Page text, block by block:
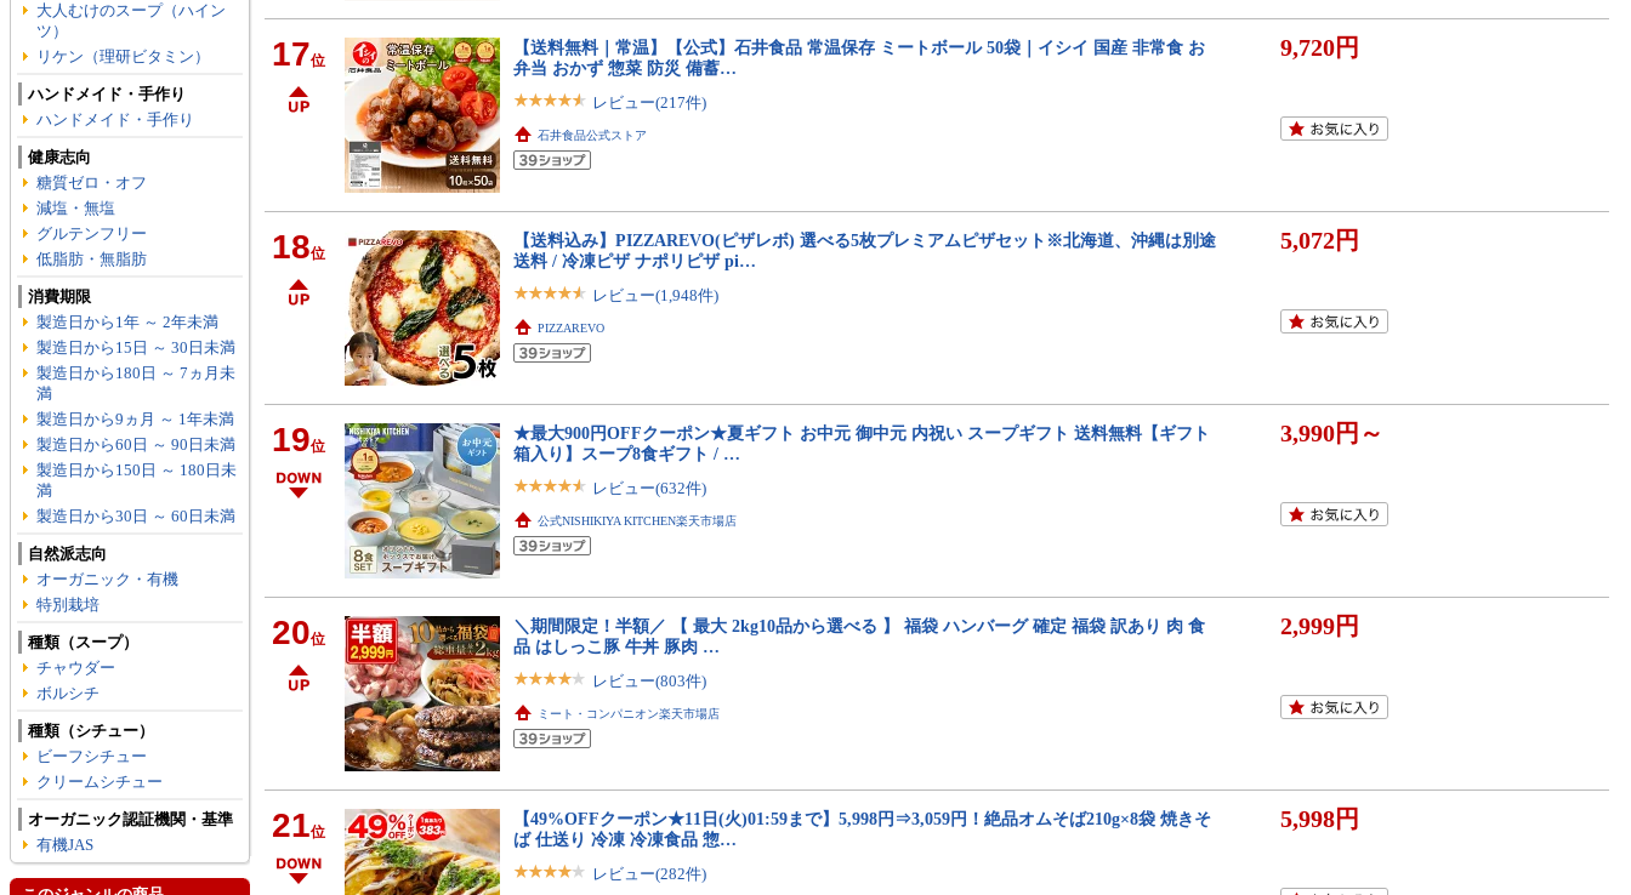
17位
【送料無料｜常温】【公式】石井食品 常温保存 ミートボール 50袋｜イシイ 国産 非常食 お
弁当 おかず 惣菜 防災 備蓄…
レビュー(217件)
石井食品公式ストア
9,720円
18位
【送料込み】PIZZAREVO(ピザレボ) 選べる5枚プレミアムピザセット※北海道、沖縄は別途
送料 / 冷凍ピザ ナポリピザ pi…
レビュー(1,948件)
PIZZAREVO
5,072円
19位
★最大900円OFFクーポン★夏ギフト お中元 御中元 内祝い スープギフト 送料無料【ギフト
箱入り】スープ8食ギフト / …
レビュー(632件)
公式NISHIKIYA KITCHEN楽天市場店
3,990円～
20位
＼期間限定！半額／ 【 最大 2kg10品から選べる 】 福袋 ハンバーグ 確定 福袋 訳あり 肉 食
品 はしっこ豚 牛丼 豚肉 …
レビュー(803件)
ミート・コンパニオン楽天市場店
2,999円
21位
【49%OFFクーポン★11日(火)01:59まで】5,998円⇒3,059円！絶品オムそば210g×8袋 焼きそ
ば 仕送り 冷凍 冷凍食品 惣…
レビュー(282件)
5,998円
大人むけのスープ（ハイン
ツ）
リケン（理研ビタミン）
ハンドメイド・手作り
ハンドメイド・手作り
健康志向
糖質ゼロ・オフ
減塩・無塩
グルテンフリー
低脂肪・無脂肪
消費期限
製造日から1年 ～ 2年未満
製造日から15日 ～ 30日未満
製造日から180日 ～ 7ヵ月未
満
製造日から9ヵ月 ～ 1年未満
製造日から60日 ～ 90日未満
製造日から150日 ～ 180日未
満
製造日から30日 ～ 60日未満
自然派志向
オーガニック・有機
特別栽培
種類（スープ）
チャウダー
ボルシチ
種類（シチュー）
ビーフシチュー
クリームシチュー
オーガニック認証機関・基準
有機JAS